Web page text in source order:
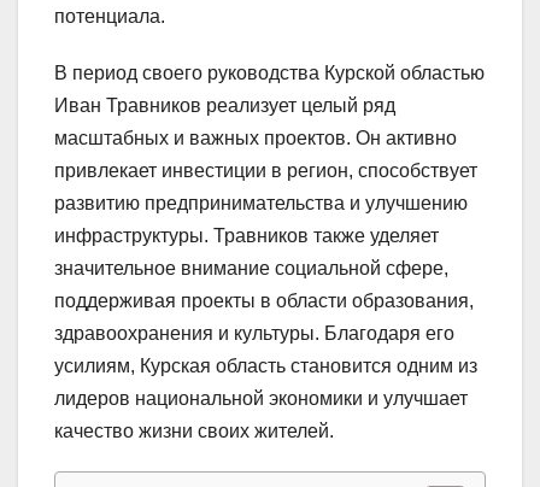
потенциала.
В период своего руководства Курской областью
Иван Травников реализует целый ряд
масштабных и важных проектов. Он активно
привлекает инвестиции в регион, способствует
развитию предпринимательства и улучшению
инфраструктуры. Травников также уделяет
значительное внимание социальной сфере,
поддерживая проекты в области образования,
здравоохранения и культуры. Благодаря его
усилиям, Курская область становится одним из
лидеров национальной экономики и улучшает
качество жизни своих жителей.